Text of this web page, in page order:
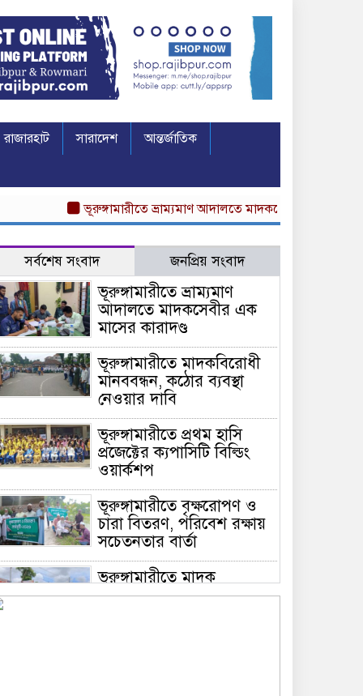
রাজারহাট সারাদেশ
আন্তর্জাতিক
ভূরুঙ্গামারীতে ভ্রাম্যমাণ আদালতে মাদকসেবীর এক মাসের কারাদণ্ড
সর্বশেষ সংবাদ জনপ্রিয় সংবাদ
ভূরুঙ্গামারীতে ভ্রাম্যমাণ
আদালতে মাদকসেবীর এক
মাসের কারাদণ্ড
ভূরুঙ্গামারীতে মাদকবিরোধী
মানববন্ধন, কঠোর ব্যবস্থা
নেওয়ার দাবি
ভূরুঙ্গামারীতে প্রথম হাসি
প্রজেক্টের ক্যপাসিটি বিল্ডিং
ওয়ার্কশপ
ভূরুঙ্গামারীতে বৃক্ষরোপণ ও
চারা বিতরণ, পরিবেশ রক্ষায়
সচেতনতার বার্তা
ভূরুঙ্গামারীতে মাদক
প্রতিরোধে মানববন্ধন